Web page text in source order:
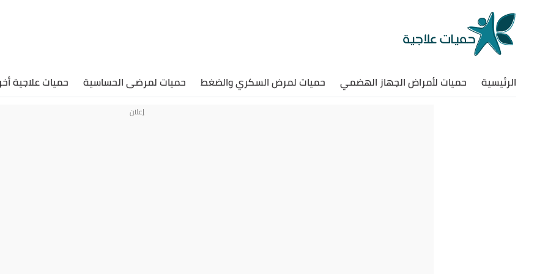
الرئيسية حميات لأمراض الجهاز الهضمي حميات لمرض السكري والضغط حميات لمرضى الحساسية حميات علاجية